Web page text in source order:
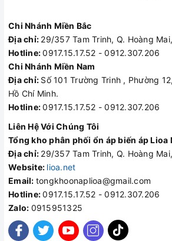
Chi Nhánh Miền Bắc
Địa chỉ: 29/357 Tam Trinh, Q. Hoàng
Hotline:0917.15.17.52 - 0912.307.206
Chi Nhánh Miền Nam
Địa chỉ: Số 101 Trường Trinh , Phường
Hồ Chí Minh.
Hotline:0917.15.17.52 - 0912.307.206
Liên Hệ Với Chúng Tôi
Tổng kho phân phối ổn áp biến áp Lioa
Địa chỉ: 29/357 Tam Trinh, Q. Hoàng
Website: lioa.net
Email: tongkhoonaplioa@gmail.com
Hotline:0917.15.17.52 - 0912.307.206
Zalo: 0915951325